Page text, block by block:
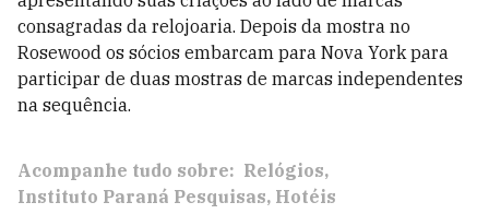
consagradas da relojoaria. Depois da mostra no
Rosewood os sócios embarcam para Nova York para
participar de duas mostras de marcas independentes
na sequência.
Acompanhe tudo sobre: Relógios
Instituto Paraná Pesquisas Hotéis